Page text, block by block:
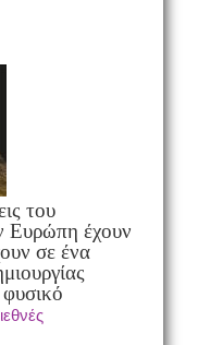
του
Ευρώπη έχουν
σε ένα